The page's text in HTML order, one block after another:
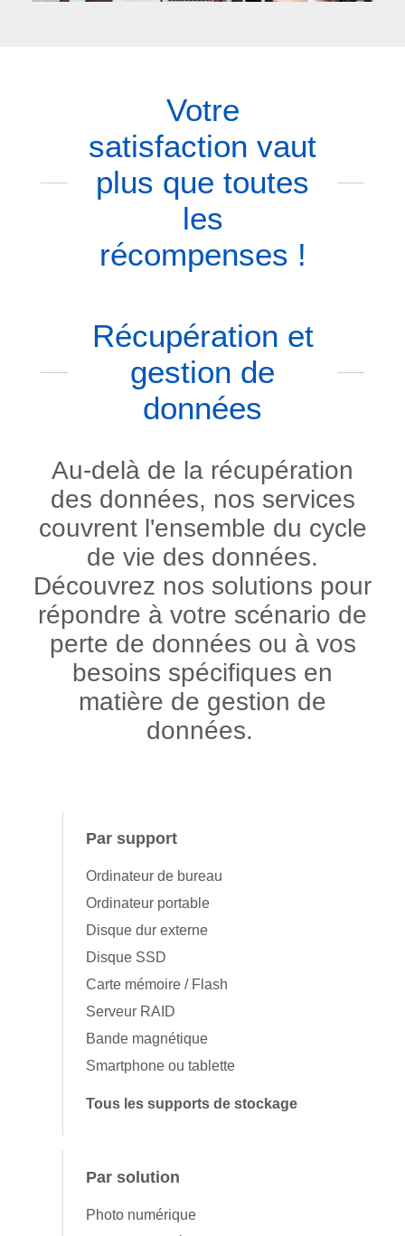
Votre
satisfaction vaut
plus que toutes
les
récompenses !
Récupération et
gestion de
données
Au-delà de la récupération
des données, nos services
couvrent l'ensemble du cycle
de vie des données.
Découvrez nos solutions pour
répondre à votre scénario de
perte de données ou à vos
besoins spécifiques en
matière de gestion de
données.
Par support
Ordinateur de bureau
Ordinateur portable
Disque dur externe
Disque SSD
Carte mémoire / Flash
Serveur RAID
Bande magnétique
Smartphone ou tablette
Tous les supports de stockage
Par solution
Photo numérique